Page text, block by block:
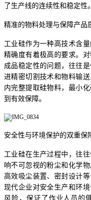
了生产线的连续性和稳定性。
精准的物料处理与保障产品
工业硅作为一种高技术含
精确度有着极高的要求。
成品稳定性的问题，往往
进精密切割技术和物料输
内完整提取硅物料，最小
到有效保障。
安全性与环境保护的双重保
工业硅在生产过程中，往
响不可忽视的粉尘和化学
高效吸尘装置、密封设计
现代企业对安全生产和环
风险，保证了作业人员的